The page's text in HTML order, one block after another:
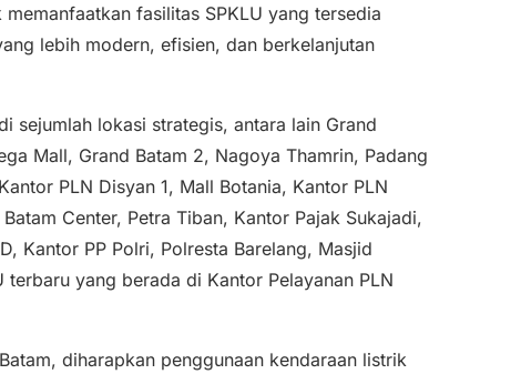
fasilitas SPKLU yang tersedia
lebih modern, efisien, dan berkelanjutan
sejumlah lokasi strategis, antara lain Grand
Mall, Grand Batam 2, Nagoya Thamrin, Padang
PLN Disyan 1, Mall Botania, Kantor PLN
Center, Petra Tiban, Kantor Pajak Sukajadi,
Kantor PP Polri, Polresta Barelang, Masjid
yang berada di Kantor Pelayanan PLN
diharapkan penggunaan kendaraan listrik